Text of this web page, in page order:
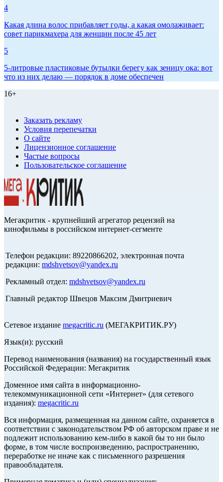
4
Какая длина волос прибавляет годы, а какая омолаживает:
совет парикмахера для женщин после 45 лет
5
5-литровые пластиковые бутылки берегу как зеницу ока: вот
что из них делаю — порядок в доме обеспечен
16+
Заказать рекламу
Условия перепечатки
О сайте
Лицензионное соглашение
Частые вопросы
Пользовательское соглашение
Мегакритик - крупнейший агрегатор рецензий на
кинофильмы в российском интернет-сегменте
Телефон редакции: 89220866202, электронная почта
редакции: mdshvetsov@yandex.ru
Рекламный отдел: mdshvetsov@yandex.ru
Главный редактор Швецов Максим Дмитриевич
Сетевое издание megacritic.ru (МЕГАКРИТИК.РУ)
Язык(и): русский
Перевод наименования (названия) на государственный язык
Российской Федерации: Мегакритик
Доменное имя сайта в информационно-
телекоммуникационной сети «Интернет» (для сетевого
издания): megacritic.ru
Вся информация, размещенная на данном сайте, охраняется в
соответствии с законодательством РФ об авторском праве и не
подлежит использованию кем-либо в какой бы то ни было
форме, в том числе воспроизведению, распространению,
переработке не иначе как с письменного разрешения
правообладателя.